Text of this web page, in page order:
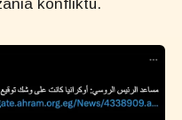
konfliktu.